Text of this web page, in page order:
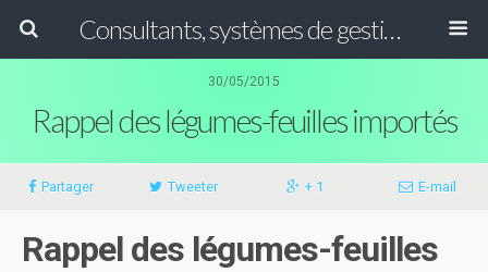
Consultants, systèmes de gestion ISO, HACCP et GFSI
30/05/2015
Rappel des légumes-feuilles importés
Partager Tweeter + 1 E-mail
Rappel des légumes-feuilles